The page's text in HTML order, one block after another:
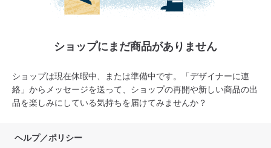
ショップにまだ商品がありません
ショップは現在休暇中、または準備中です。「デザイナーに連
絡」からメッセージを送って、ショップの再開や新しい商品の出
品を楽しみにしている気持ちを届けてみませんか？
ヘルプ／ポリシー